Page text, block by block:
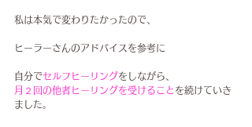
私は本気で変わりたかったので、
ヒーラーさんのアドバイスを参考に
自分でセルフヒーリングをしながら、
月２回の他者ヒーリングを受けること を続けていき
ました。